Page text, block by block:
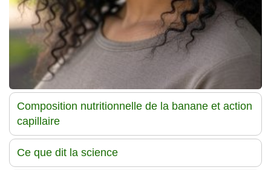
Composition nutritionnelle de la banane et action
capillaire
Ce que dit la science